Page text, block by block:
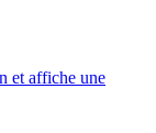
et affiche une